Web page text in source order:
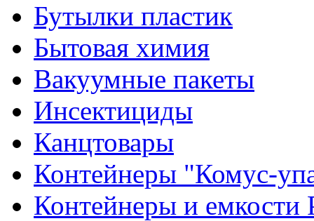
Бутылки пластик
Бытовая химия
Вакуумные пакеты
Инсектициды
Канцтовары
Контейнеры "Комус-
Контейнеры и емкости